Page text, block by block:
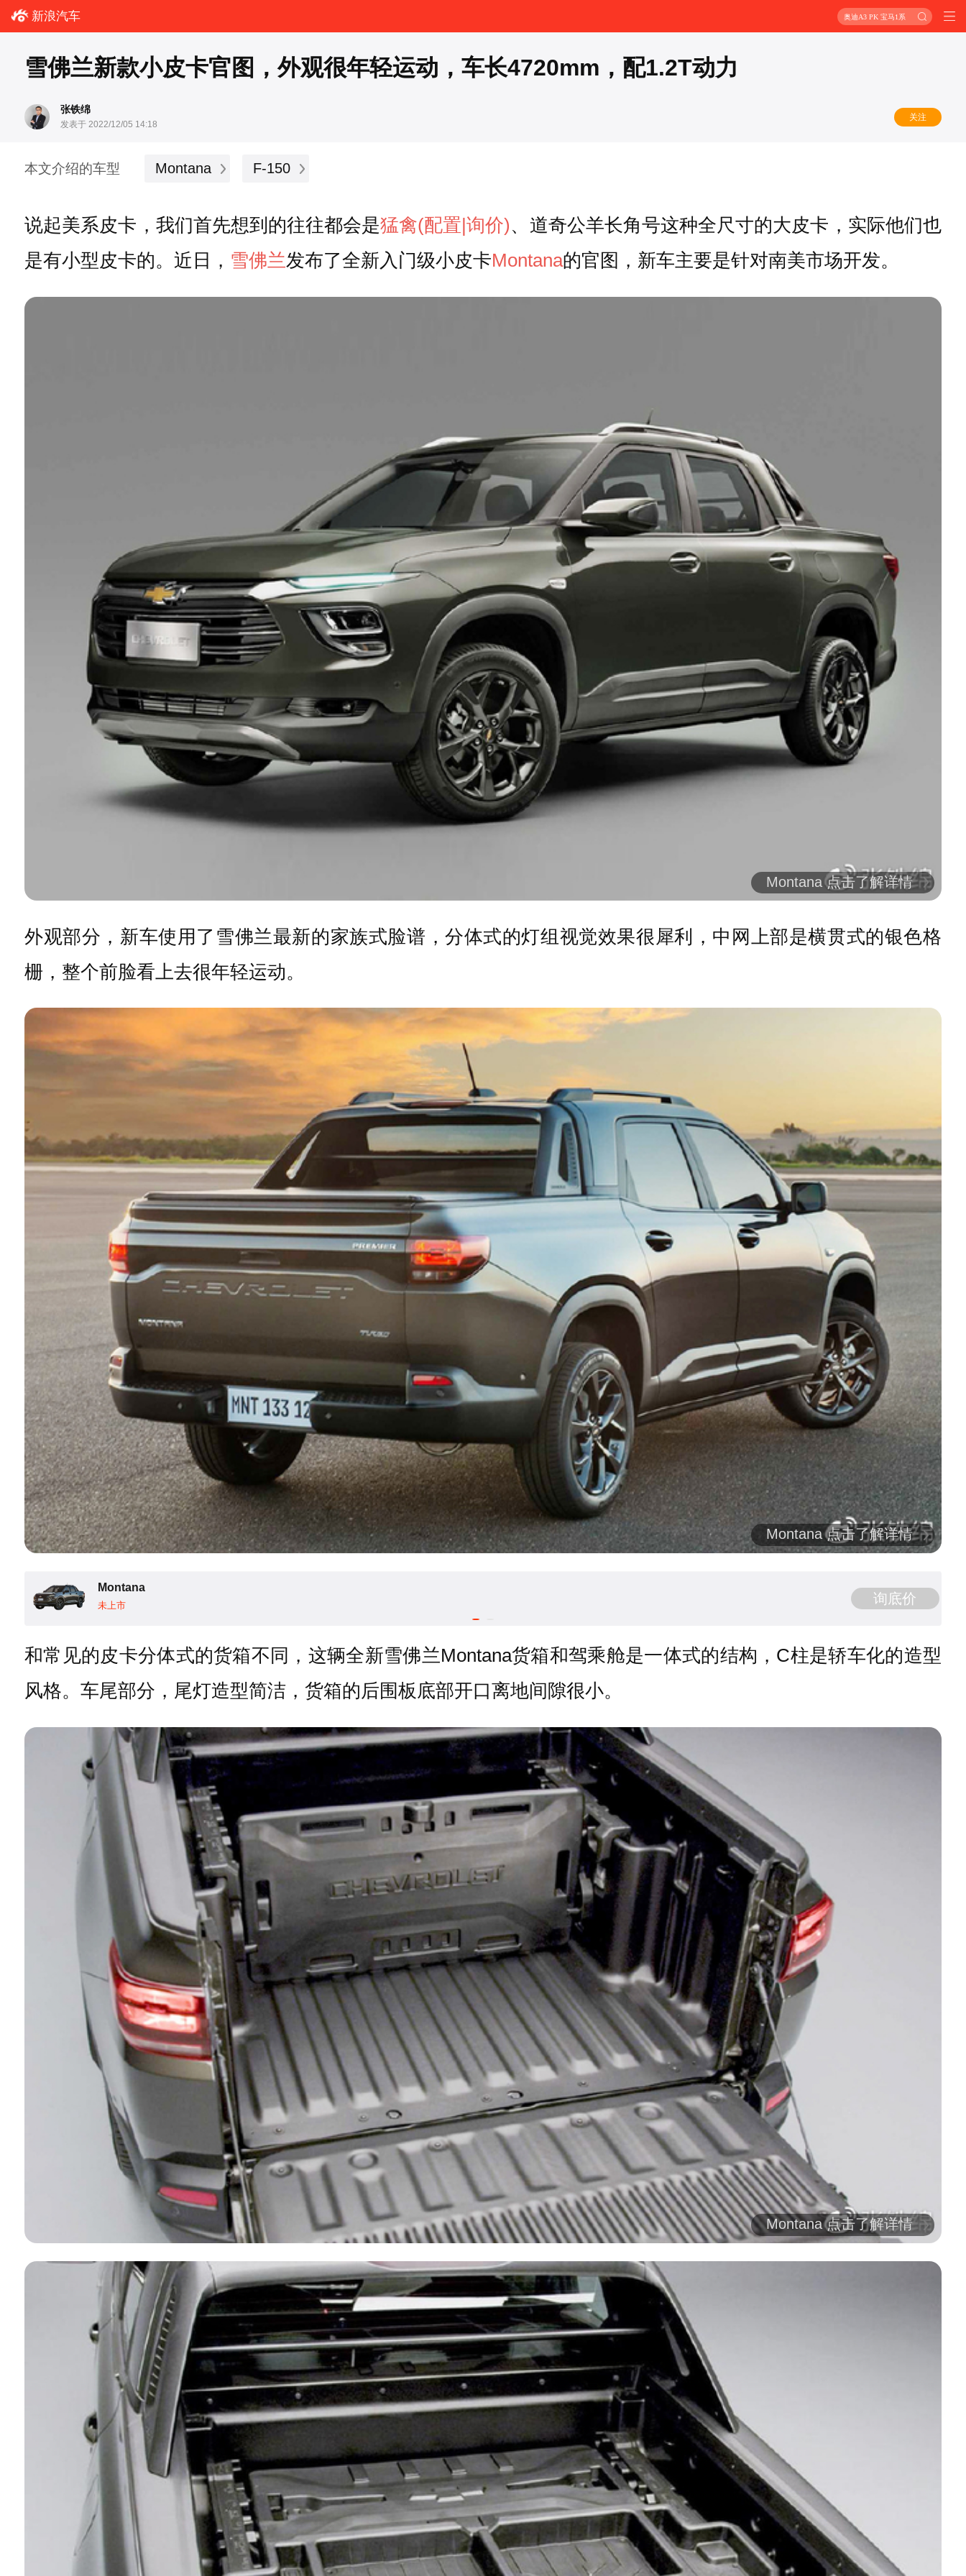
新浪汽车 奥迪A3 PK 宝马1系
雪佛兰新款小皮卡官图，外观很年轻运动，车长4720mm，配1.2T动力
张铁绵
发表于 2022/12/05 14:18
关注
本文介绍的车型 Montana F-150
说起美系皮卡，我们首先想到的往往都会是猛禽(配置 |询价)、道奇公羊长角号这种全尺寸的大皮卡，实际他们也
是有小型皮卡的。近日， 雪佛兰发布了全新入门级小皮卡Montana的官图，新车主要是针对南美市场开发。
Montana 点击了解详情
外观部分，新车使用了雪佛兰最新的家族式脸谱，分体式的灯组视觉效果很犀利，中网上部是横贯式的银色格
栅，整个前脸看上去很年轻运动。
Montana 点击了解详情
Montana
未上市 询底价
和常见的皮卡分体式的货箱不同，这辆全新雪佛兰Montana货箱和驾乘舱是一体式的结构，C柱是轿车化的造型
风格。车尾部分，尾灯造型简洁，货箱的后围板底部开口离地间隙很小。
Montana 点击了解详情